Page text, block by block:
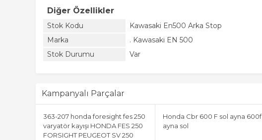
Diğer Özellikler
Stok Kodu
Kawasaki En500 Arka Stop
Marka
. Kawasaki EN 500
Stok Durumu
Var
Kampanyalı Parçalar
363-207 honda foresight fes 250
varyatör kayışı HONDA FES 250
FORSIGHT PEUGEOT SV 250
Honda Cbr 600 F sol ayna 600f
ayna sol